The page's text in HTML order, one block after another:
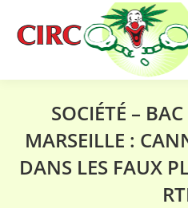
SOCIÉTÉ –
MARSEILLE :
DANS LES FAUX